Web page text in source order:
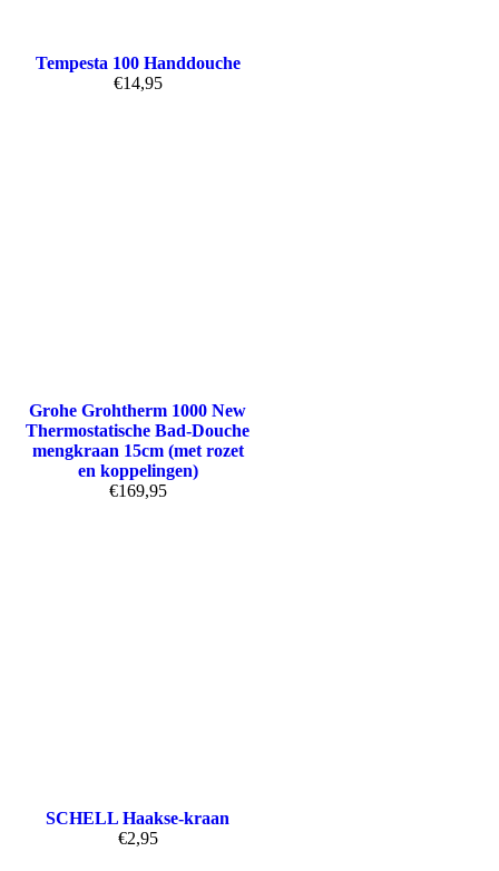
Tempesta 100 Handdouche
€14,95
Grohe Grohtherm 1000 New
Thermostatische Bad-Douche
mengkraan 15cm (met rozet
en koppelingen)
€169,95
SCHELL Haakse-kraan
€2,95